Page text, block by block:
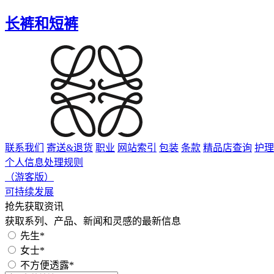
长裤和短裤
联系我们 寄送&退货 职业 网站索引 包装 条款 精品店查询 护
个人信息处理规则
（游客版）
可持续发展
抢先获取资讯
获取系列、产品、新闻和灵感的最新信息
先生*
女士*
不方便透露*